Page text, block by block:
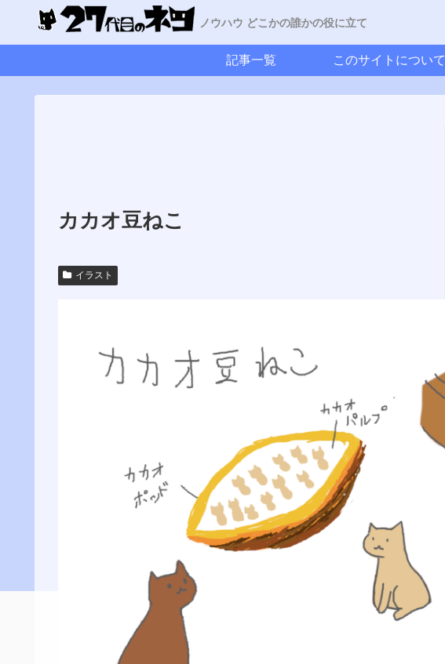
ノウハウ どこかの誰かの役に立て
記事一覧 このサイトについて
カカオ豆ねこ
イラスト